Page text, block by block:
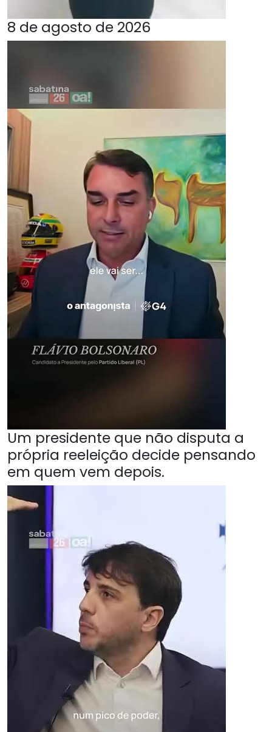
8 de agosto de 2026
Um presidente que não disputa a
própria reeleição decide pensando
em quem vem depois.